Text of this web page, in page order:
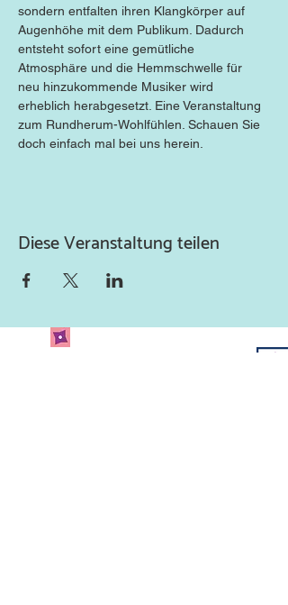
sondern entfalten ihren Klangkörper auf
Augenhöhe mit dem Publikum. Dadurch
entsteht sofort eine gemütliche
Atmosphäre und die Hemmschwelle für
neu hinzukommende Musiker wird
erheblich herabgesetzt. Eine Veranstaltung
zum Rundherum-Wohlfühlen. Schauen Sie
doch einfach mal bei uns herein.
Diese Veranstaltung teilen